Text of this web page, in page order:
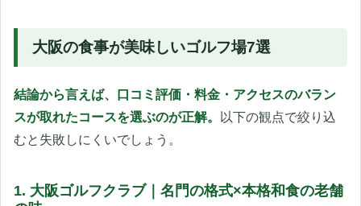
大阪の食事が美味しいゴルフ場7選
結論から言えば、口コミ評価・料金・アクセスのバラン
スが取れたコースを選ぶのが正解。
以下の観点で絞り込
むと失敗しにくいでしょう。
1. 大阪ゴルフクラブ｜名門の格式×本格和食の老舗